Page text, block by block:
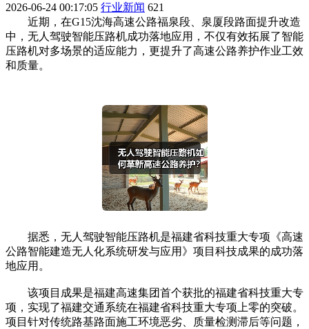
2026-06-24 00:17:05 行业新闻 621
近期，在G15沈海高速公路福泉段、泉厦段路面提升改造
中，无人驾驶智能压路机成功落地应用，不仅有效拓展了智能
压路机对多场景的适应能力，更提升了高速公路养护作业工效
和质量。
据悉，无人驾驶智能压路机是福建省科技重大专项《高速
公路智能建造无人化系统研发与应用》项目科技成果的成功落
地应用。
该项目成果是福建高速集团首个获批的福建省科技重大专
项，实现了福建交通系统在福建省科技重大专项上零的突破。
项目针对传统路基路面施工环境恶劣、质量检测滞后等问题，